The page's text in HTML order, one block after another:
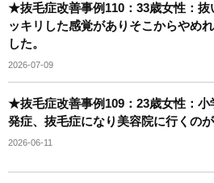
★抜毛症改善事例110：33歳女性：抜
ッキリした感覚がありそこからやめ
した。
2026-07-09
★抜毛症改善事例109：23歳女性：小
発症、抜毛症になり美容院に行くの
2026-06-11